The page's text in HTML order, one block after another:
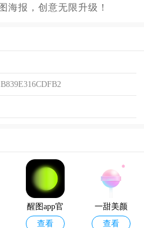
海报，创意无限升级！
醒图app官
方版
查看
一甜美颜
相机官方
查看